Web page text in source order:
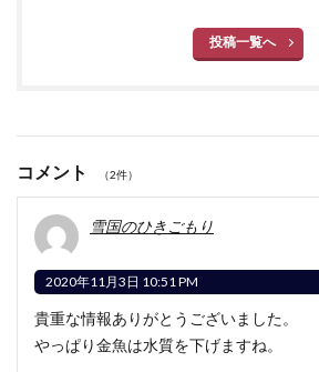
投稿一覧へ
コメント （2件）
雪国のひきごもり
2020年11月3日 10:51 PM
貴重な情報ありがとうございました。
やっぱり金魚は水質を下げますね。